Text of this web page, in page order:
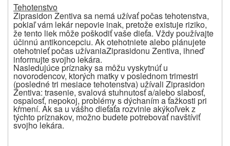
Tehotenstvo
Ziprasidon Zentivasa nemá užívať počas tehotenstva,
pokiaľ vám lekár nepovie inak, pretože existuje riziko,
že tento liek môže poškodiť vaše dieťa. Vždy používajte
účinnú antikoncepciu. Ak otehotniete alebo plánujete
otehotnieť počas užívaniaZiprasidonu Zentiva, ihneď
informujte svojho lekára.
Nasledujúce príznaky sa môžu vyskytnúť u
novorodencov, ktorých matky v poslednom trimestri
(posledné tri mesiace tehotenstva) užívali Ziprasidon
Zentiva: trasenie, svalová stuhnutosť a/alebo slabosť,
ospalosť, nepokoj, problémy s dýchaním a ťažkosti pri
kŕmení. Ak sa u vášho dieťaťa rozvinie akýkoľvek z
týchto príznakov, možno budete potrebovať navštíviť
svojho lekára.